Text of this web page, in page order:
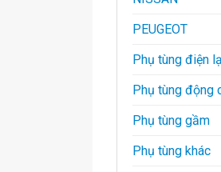
PEUGEOT
Phụ tùng điện
Phụ tùng động
Phụ tùng gầm
Phụ tùng khác